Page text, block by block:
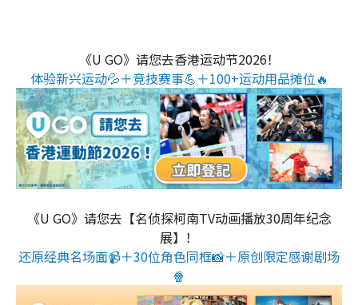
《U GO》请您去香港运动节2026！
体验新兴运动💦＋竞技赛事💪＋100+运动用品摊位🔥
《U GO》请您去【名侦探柯南TV动画播放30周年纪念
展】！
还原经典名场面📹＋30位角色同框📸＋原创限定感谢剧场
🍿